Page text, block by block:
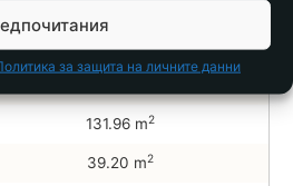
за защита на личните данни
7.2-6
131.96 m2
39.20 m2